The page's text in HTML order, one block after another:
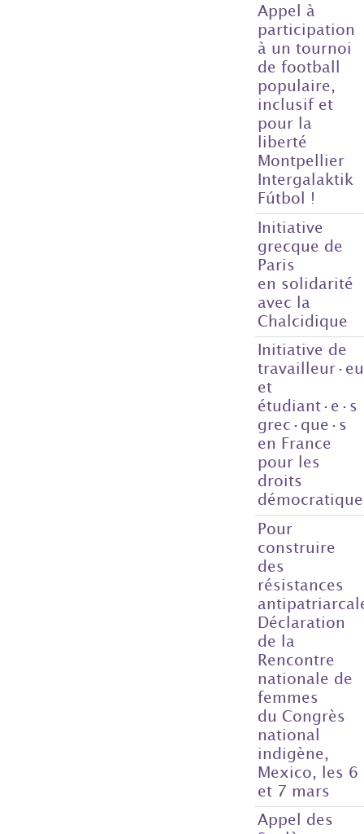
Appel à
participation
à un tournoi
de football
populaire,
inclusif et
pour la
liberté
Montpellier
Intergalaktik
Fútbol !
Initiative
grecque de
Paris
en solidarité
avec la
Chalcidique
Initiative de
et
étudiant·e·s
grec·que·s
en France
pour les
droits
Pour
construire
des
résistances
Déclaration
de la
Rencontre
nationale de
femmes
du Congrès
national
indigène,
Mexico, les 6
et 7 mars
Appel des